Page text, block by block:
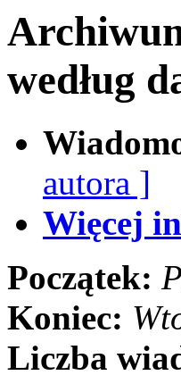
według
autora ]
Więcej
Początek:
Koniec:
Liczba